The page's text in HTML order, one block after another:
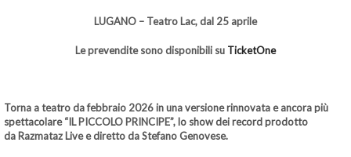
LUGANO – Teatro Lac, dal 25 aprile
Le prevendite sono disponibili su TicketOne
Torna a teatro da febbraio 2026 in una versione rinnovata e ancora più
spettacolare “IL PICCOLO PRINCIPE”, lo show dei record prodotto
da Razmataz Livee diretto daStefano Genovese.